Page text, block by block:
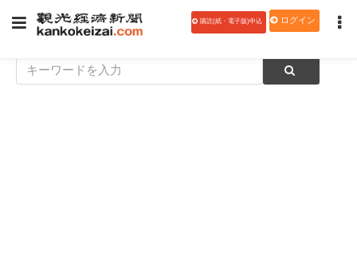
購読(紙・電子版)申込 ログイン